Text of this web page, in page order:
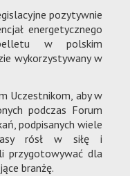
pozytywnie
energetycznego
w polskim
wykorzystywany w
Uczestnikom, aby w
podczas Forum
podpisanych wiele
rósł w siłę i
przygotowywać dla
branżę.